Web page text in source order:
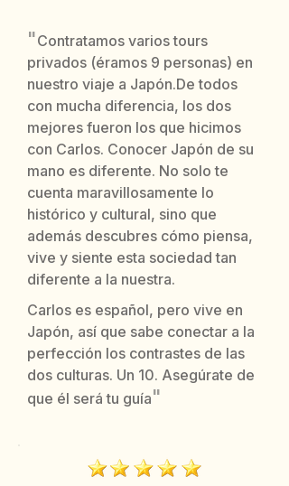
"Contratamos varios tours
privados (éramos 9 personas) en
nuestro viaje a Japón.De todos
con mucha diferencia, los dos
mejores fueron los que hicimos
con Carlos. Conocer Japón de su
mano es diferente. No solo te
cuenta maravillosamente lo
histórico y cultural, sino que
además descubres cómo piensa,
vive y siente esta sociedad tan
diferente a la nuestra.
Carlos es español, pero vive en
Japón, así que sabe conectar a la
perfección los contrastes de las
dos culturas. Un 10. Asegúrate de
que él será tu guía"